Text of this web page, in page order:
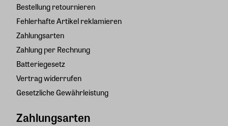
Bestellung retournieren
Fehlerhafte Artikel reklamieren
Zahlungsarten
Zahlung per Rechnung
Batteriegesetz
Vertrag widerrufen
Gesetzliche Gewährleistung
Zahlungsarten